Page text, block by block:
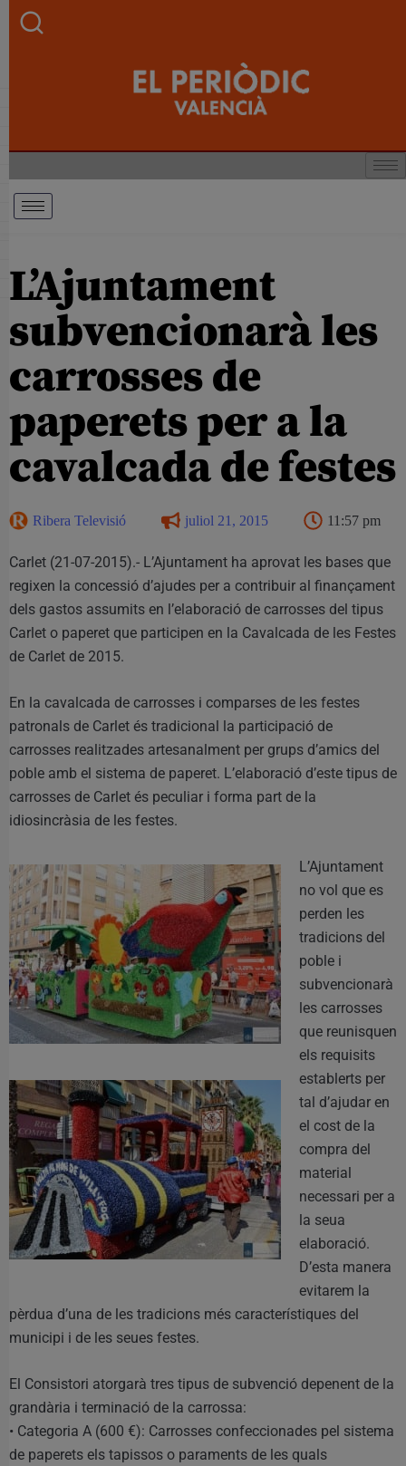
L’Ajuntament
subvencionarà les
carrosses de
paperets per a la
cavalcada de festes
Ribera Televisió juliol 21, 2015 11:57 pm
Carlet (21-07-2015).- L’Ajuntament ha aprovat les bases que
regixen la concessió d’ajudes per a contribuir al finançament
dels gastos assumits en l’elaboració de carrosses del tipus
Carlet o paperet que participen en la Cavalcada de les Festes
de Carlet de 2015.
En la cavalcada de carrosses i comparses de les festes
patronals de Carlet és tradicional la participació de
carrosses realitzades artesanalment per grups d’amics del
poble amb el sistema de paperet. L’elaboració d’este tipus de
carrosses de Carlet és peculiar i forma part de la
idiosincràsia de les festes.
L’Ajuntament
no vol que es
perden les
tradicions del
poble i
subvencionarà
les carrosses
que reunisquen
els requisits
establerts per
tal d’ajudar en
el cost de la
compra del
material
necessari per a
la seua
elaboració.
D’esta manera
evitarem la
pèrdua d’una de les tradicions més característiques del
municipi i de les seues festes.
El Consistori atorgarà tres tipus de subvenció depenent de la
grandària i terminació de la carrossa:
• Categoria A (600 €): Carrosses confeccionades pel sistema
de paperets els tapissos o paraments de les quals